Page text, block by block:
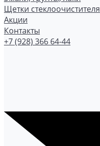
Щетки стеклоочистителя
Акции
Контакты
+7 (928) 366 64-44